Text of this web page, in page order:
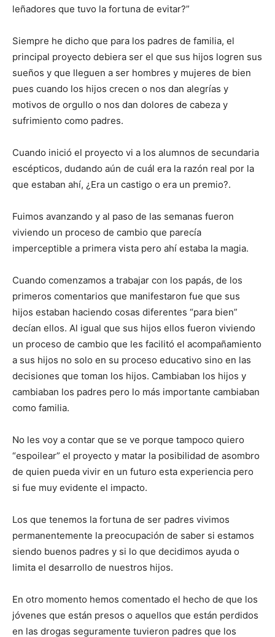
leñadores que tuvo la fortuna de evitar?”
Siempre he dicho que para los padres de familia, el
principal proyecto debiera ser el que sus hijos logren sus
sueños y que lleguen a ser hombres y mujeres de bien
pues cuando los hijos crecen o nos dan alegrías y
motivos de orgullo o nos dan dolores de cabeza y
sufrimiento como padres.
Cuando inició el proyecto vi a los alumnos de secundaria
escépticos, dudando aún de cuál era la razón real por la
que estaban ahí, ¿Era un castigo o era un premio?.
Fuimos avanzando y al paso de las semanas fueron
viviendo un proceso de cambio que parecía
imperceptible a primera vista pero ahí estaba la magia.
Cuando comenzamos a trabajar con los papás, de los
primeros comentarios que manifestaron fue que sus
hijos estaban haciendo cosas diferentes “para bien”
decían ellos. Al igual que sus hijos ellos fueron viviendo
un proceso de cambio que les facilitó el acompañamiento
a sus hijos no solo en su proceso educativo sino en las
decisiones que toman los hijos. Cambiaban los hijos y
cambiaban los padres pero lo más importante cambiaban
como familia.
No les voy a contar que se ve porque tampoco quiero
“espoilear” el proyecto y matar la posibilidad de asombro
de quien pueda vivir en un futuro esta experiencia pero
si fue muy evidente el impacto.
Los que tenemos la fortuna de ser padres vivimos
permanentemente la preocupación de saber si estamos
siendo buenos padres y si lo que decidimos ayuda o
limita el desarrollo de nuestros hijos.
En otro momento hemos comentado el hecho de que los
jóvenes que están presos o aquellos que están perdidos
en las drogas seguramente tuvieron padres que los